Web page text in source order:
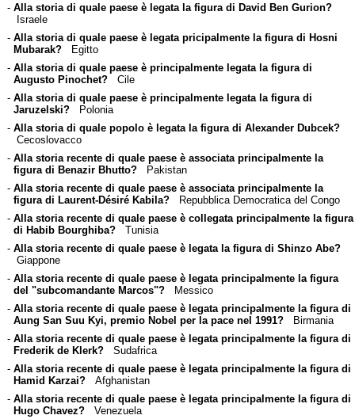
- Alla storia di quale paese è legata la figura di David Ben Gurion?
Israele
- Alla storia di quale paese è legata pricipalmente la figura di Hosni
Mubarak?Egitto
- Alla storia di quale paese è principalmente legata la figura di
Augusto Pinochet?Cile
- Alla storia di quale paese è principalmente legata la figura di
Jaruzelski?Polonia
- Alla storia di quale popolo è legata la figura di Alexander Dubcek?
Cecoslovacco
- Alla storia recente di quale paese è associata principalmente la
figura di Benazir Bhutto?Pakistan
- Alla storia recente di quale paese è associata principalmente la
figura di Laurent-Désiré Kabila?Repubblica Democratica del Congo
- Alla storia recente di quale paese è collegata principalmente la figura
di Habib Bourghiba?Tunisia
- Alla storia recente di quale paese è legata la figura di Shinzo Abe?
Giappone
- Alla storia recente di quale paese è legata principalmente la figura
del "subcomandante Marcos"?Messico
- Alla storia recente di quale paese è legata principalmente la figura di
Aung San Suu Kyi, premio Nobel per la pace nel 1991?Birmania
- Alla storia recente di quale paese è legata principalmente la figura di
Frederik de Klerk?Sudafrica
- Alla storia recente di quale paese è legata principalmente la figura di
Hamid Karzai?Afghanistan
- Alla storia recente di quale paese è legata principalmente la figura di
Hugo Chavez?Venezuela